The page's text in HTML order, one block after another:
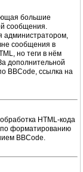
большие
сообщения.
администратором,
сообщения в
но теги в нём
дополнительной
BBCode, ссылка на
HTML-кода
по форматированию
BBCode.